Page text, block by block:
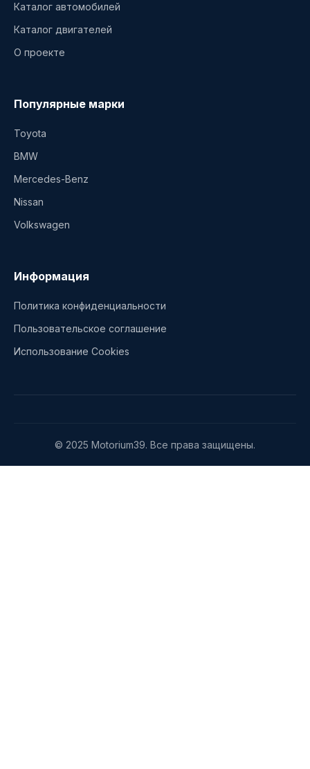
Каталог автомобилей
Каталог двигателей
О проекте
Популярные марки
Toyota
BMW
Mercedes-Benz
Nissan
Volkswagen
Информация
Политика конфиденциальности
Пользовательское соглашение
Использование Cookies
© 2025 Motorium39. Все права защищены.